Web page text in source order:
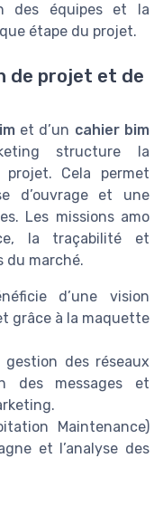
des équipes et la
étape du projet.
de projet et de
et d’un cahier bim
structure la
Cela permet
d’ouvrage et une
Les missions amo
la traçabilité et
du marché.
d’une vision
grâce à la maquette
des réseaux
des messages et
Maintenance)
et l’analyse des